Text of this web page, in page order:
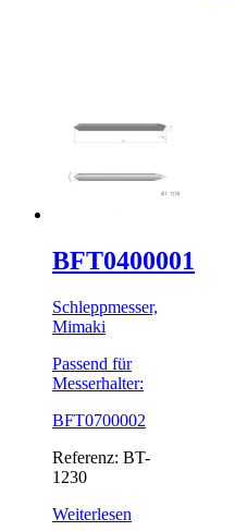
BFT0400001
Schleppmesser,
Mimaki
Passend für
Messerhalter:
BFT0700002
Referenz: BT-
1230
Weiterlesen